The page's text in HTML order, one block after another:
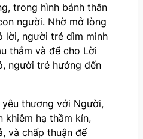
trong hình bánh thân
người. Nhờ mở lòng
lời, người trẻ dìm mình
thẳm và để cho Lời
người trẻ hướng đến
thương với Người,
khiêm hạ thầm kín,
và chấp thuận để